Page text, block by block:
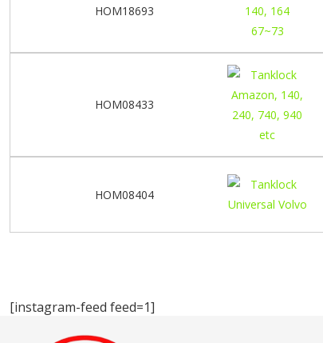
HOM18693
HOM08433
HOM08404
[instagram-feed feed=1]